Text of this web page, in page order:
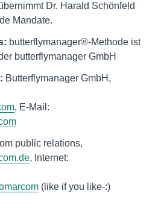
Dr. Harald Schönfeld
Mandate.
butterflymanager®-Methode ist
butterflymanager GmbH
: Butterflymanager GmbH,
, E-Mail:
public relations,
, Internet:
(like if you like-:)